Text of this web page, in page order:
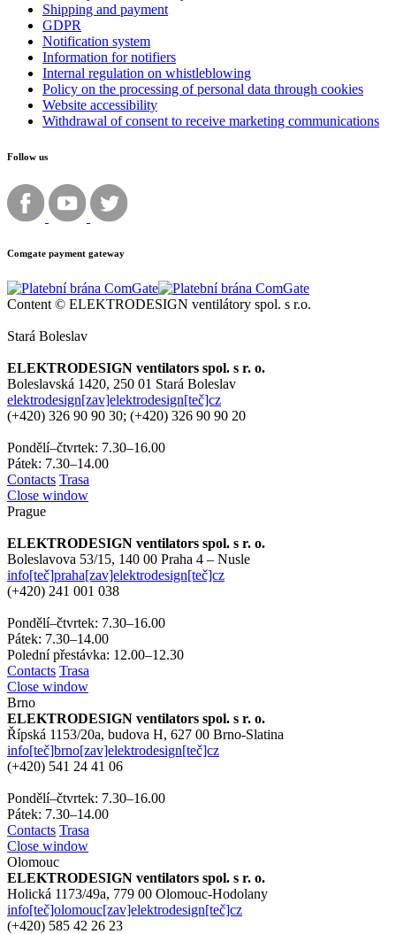
Shipping and payment
GDPR
Notification system
Information for notifiers
Internal regulation on whistleblowing
Policy on the processing of personal data through cookies
Website accessibility
Withdrawal of consent to receive marketing communications
Follow us
Comgate payment gateway
Content © ELEKTRODESIGN ventilátory spol. s r.o.
Stará Boleslav
ELEKTRODESIGN ventilators spol. s r. o.
Boleslavská 1420, 250 01 Stará Boleslav
elektrodesign[zav]elektrodesign[teč]cz
(+420) 326 90 90 30; (+420) 326 90 90 20
Pondělí–čtvrtek: 7.30–16.00
Pátek: 7.30–14.00
Contacts Trasa
Close window
Prague
ELEKTRODESIGN ventilators spol. s r. o.
Boleslavova 53/15, 140 00 Praha 4 – Nusle
info[teč]praha[zav]elektrodesign[teč]cz
(+420) 241 001 038
Pondělí–čtvrtek: 7.30–16.00
Pátek: 7.30–14.00
Polední přestávka: 12.00–12.30
Contacts Trasa
Close window
Brno
ELEKTRODESIGN ventilators spol. s r. o.
Řípská 1153/20a, budova H, 627 00 Brno-Slatina
info[teč]brno[zav]elektrodesign[teč]cz
(+420) 541 24 41 06
Pondělí–čtvrtek: 7.30–16.00
Pátek: 7.30–14.00
Contacts Trasa
Close window
Olomouc
ELEKTRODESIGN ventilators spol. s r. o.
Holická 1173/49a, 779 00 Olomouc-Hodolany
info[teč]olomouc[zav]elektrodesign[teč]cz
(+420) 585 42 26 23